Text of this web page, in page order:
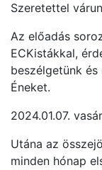
Szeretettel
Az előadás
ECKistákkal,
beszélgetünk
Éneket.
2024.01.07.
Utána az
minden hónap